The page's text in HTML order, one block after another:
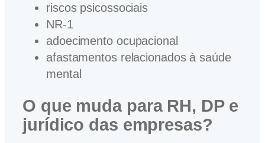
riscos psicossociais
NR-1
adoecimento ocupacional
afastamentos relacionados à saúde
mental
O que muda para RH, DP e
jurídico das empresas?